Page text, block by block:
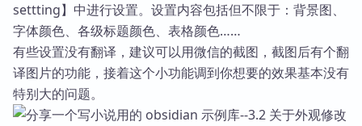
settting】中进行设置。设置内容包括但不限于：背景图、
字体颜色、各级标题颜色、表格颜色……
有些设置没有翻译，建议可以用微信的截图，截图后有个翻
译图片的功能，接着这个小功能调到你想要的效果基本没有
特别大的问题。